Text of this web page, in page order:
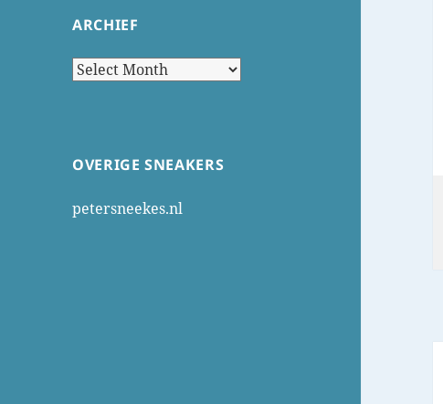
ARCHIEF
Archief
OVERIGE SNEAKERS
petersneekes.nl